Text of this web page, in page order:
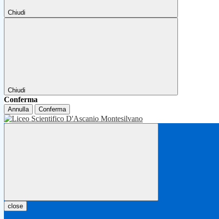
Chiudi
Chiudi
Conferma
Annulla Conferma
close